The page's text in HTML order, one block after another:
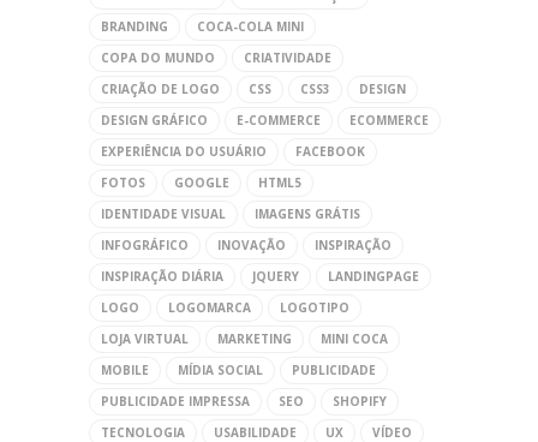
BRANDING
COCA-COLA MINI
COPA DO MUNDO
CRIATIVIDADE
CRIAÇÃO DE LOGO
CSS CSS3
DESIGN
DESIGN GRÁFICO
E-COMMERCE
ECOMMERCE
EXPERIÊNCIA DO USUÁRIO
FACEBOOK
FOTOS
GOOGLE
HTML5
IDENTIDADE VISUAL
IMAGENS GRÁTIS
INFOGRÁFICO
INOVAÇÃO
INSPIRAÇÃO
INSPIRAÇÃO DIÁRIA
JQUERY
LANDINGPAGE
LOGO
LOGOMARCA
LOGOTIPO
LOJA VIRTUAL
MARKETING
MINI COCA
MOBILE
MÍDIA SOCIAL
PUBLICIDADE
PUBLICIDADE IMPRESSA
SEO
SHOPIFY
TECNOLOGIA
USABILIDADE UX
VÍDEO